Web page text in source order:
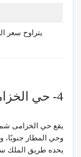
يتراوح سعر الشقق
4- حي الخزامى بيشه:
يقع حي الخزامى
وحي المطار جنوبًا،
يحده طريق الملك